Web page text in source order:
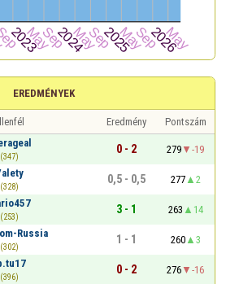
EREDMÉNYEK
Eredmény
Pontszám
(347)
0 - 2 279
-19
(328)
0,5 - 0,5 277
2
(253)
3 - 1 263
14
Russia
(302)
1 - 1 260
3
(396)
0 - 2 276
-16